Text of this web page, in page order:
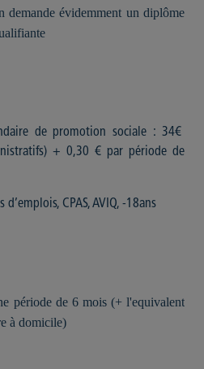
demande évidemment un diplôme
de promotion sociale : 34€
+ 0,30 € par période de
CPAS, AVIQ, -18ans
période de 6 mois (+ l'equivalent
à domicile)